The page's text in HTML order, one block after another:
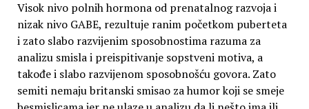
Visok nivo polnih hormona od prenatalnog razvoja i
nizak nivo GABE, rezultuje ranim početkom puberteta
i zato slabo razvijenim sposobnostima razuma za
analizu smisla i preispitivanje sopstveni motiva, a
takođe i slabo razvijenom sposobnošću govora. Zato
semiti nemaju britanski smisao za humor koji se smeje